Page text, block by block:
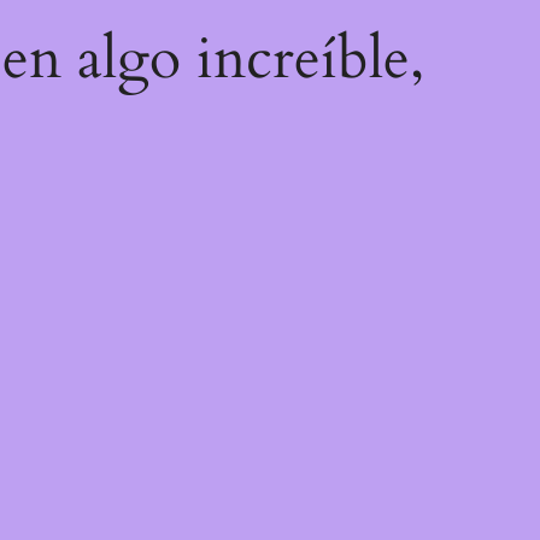
algo increíble,